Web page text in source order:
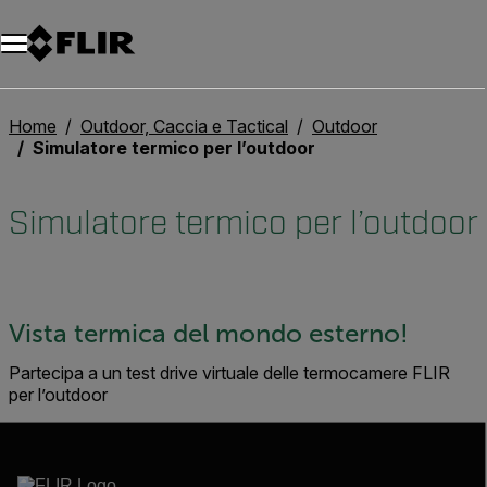
Unread messages
Modello
Rimuovi
articoli
articolo
Aggiungi al carrello
Aggiunto al carrello
Home Outdoor, Caccia e Tactical
Outdoor
Simulatore termico per l’outdoor
Simulatore termico per l’outdoor
Vista termica del mondo esterno!
Partecipa a un test drive virtuale delle termocamere FLIR
per l’outdoor